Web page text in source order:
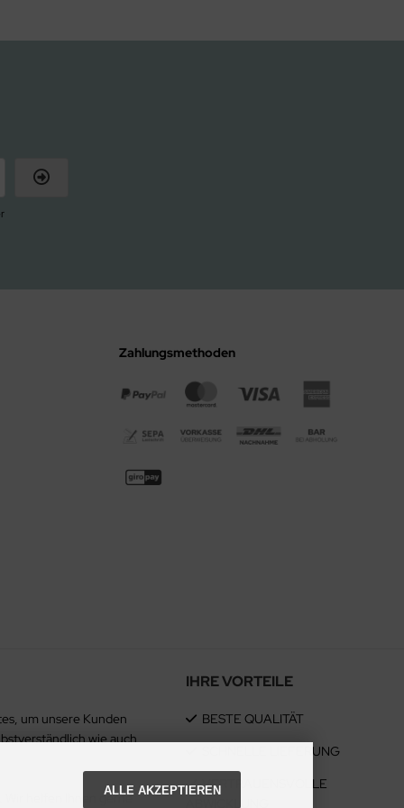
Zahlungsmethoden
um unsere Kunden
wie auch
Wir helfen Ihnen gerne
IHRE VORTEILE
BESTE QUALITÄT
SCHNELLE LIEFERUNG
VERTRAUENSVOLLE
ALLE AKZEPTIEREN